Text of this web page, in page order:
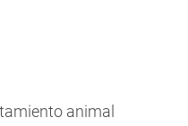
animal